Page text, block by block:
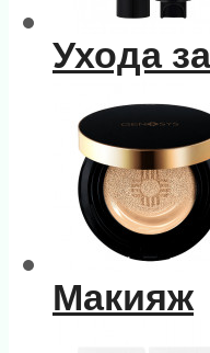
Ухода
Макияж